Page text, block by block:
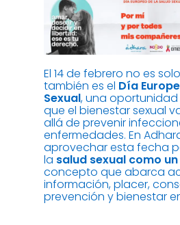
El 14 de febrero no es
también es el Día
Sexual, una
que el bienestar sexual
allá de prevenir
enfermedades. En
aprovechar esta fecha
la salud sexual como
concepto que abarca
información, placer,
prevención y bienestar